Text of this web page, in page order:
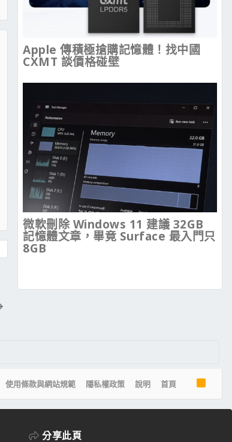
Apple 傳積極搶購記憶體！找中國
CXMT 談價格碰壁
微軟刪除 Windows 11 建議 32GB
記憶體文章，畢竟 Surface 最入門只
8GB
使用條款與網站規範 隱私權政策 說明 首頁
S
分享此頁